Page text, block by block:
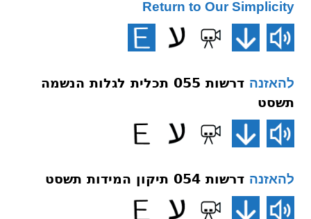
Return to Our Simplicity
להאזנה
דרשות 055 תכלית לגלות הנשמה
תשסט
להאזנה דרשות 054 תיקון המידות תשסט